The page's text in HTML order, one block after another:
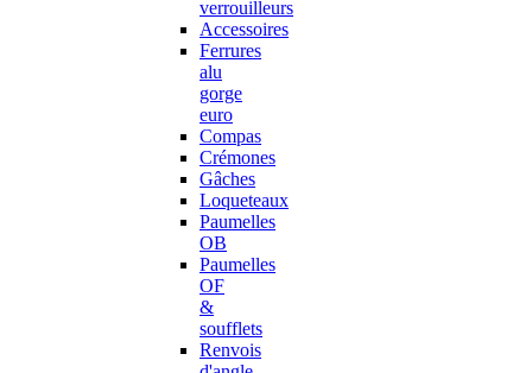
verrouilleurs
Accessoires
Ferrures
alu
gorge
euro
Compas
Crémones
Gâches
Loqueteaux
Paumelles
OB
Paumelles
OF
&
soufflets
Renvois